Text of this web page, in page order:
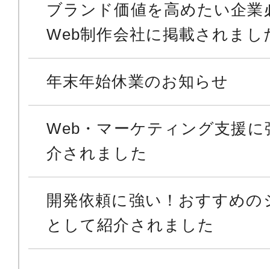
ブランド価値を高めたい企
Web制作会社に掲載されまし
年末年始休業のお知らせ
Web・マーケティング支援
介されました
開発依頼に強い！おすすめ
として紹介されました